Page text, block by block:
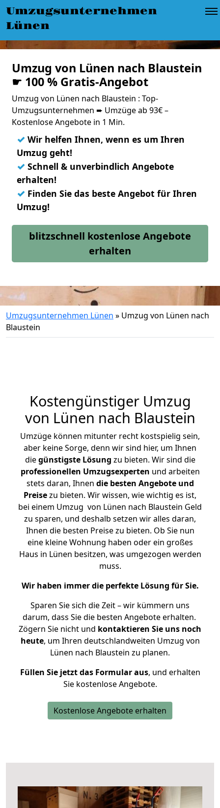
Umzugsunternehmen
Lünen
Umzug von Lünen nach Blaustein
☛ 100 % Gratis-Angebot
Umzug von Lünen nach Blaustein : Top-
Umzugsunternehmen ➨ Umzüge ab 93€ –
Kostenlose Angebote in 1 Min.
✓ Wir helfen Ihnen, wenn es um Ihren
Umzug geht!
✓ Schnell & unverbindlich Angebote
erhalten!
✓ Finden Sie das beste Angebot für Ihren
Umzug!
blitzschnell kostenlose Angebote
erhalten
Umzugsunternehmen Lünen » Umzug von Lünen nach
Blaustein
Kostengünstiger Umzug
von Lünen nach Blaustein
Umzüge können mitunter recht kostspielig sein,
aber keine Sorge, denn wir sind hier, um Ihnen
diegünstigste Lösung zu bieten. Wir sind die
professionellen Umzugsexperten und arbeiten
stets daran, Ihnen die besten Angebote und
Preisezu bieten. Wir wissen, wie wichtig es ist,
bei einem Umzug von Lünen nach Blaustein Geld
zu sparen, und deshalb setzen wir alles daran,
Ihnen die besten Preise zu bieten. Ob Sie nun
eine kleine Wohnung haben oder ein großes
Haus in Lünen besitzen, was umgezogen werden
muss.
Wir haben immer die perfekte Lösung für Sie.
Sparen Sie sich die Zeit – wir kümmern uns
darum, dass Sie die besten Angebote erhalten.
Zögern Sie nicht und kontaktieren Sie uns noch
heute, um Ihren deutschlandweiten Umzug von
Lünen nach Blaustein zu planen.
Füllen Sie jetzt das Formular aus, und erhalten
Sie kostenlose Angebote.
Kostenlose Angebote erhalten